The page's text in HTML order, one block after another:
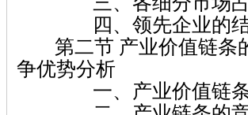
四、领先企业的结构
第二节 产业价值链条
争优势分析
一、产业价值链条